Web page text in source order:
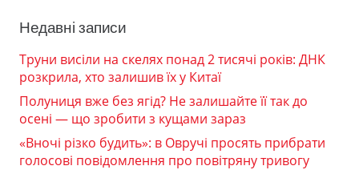
Недавні записи
Труни висіли на скелях понад 2 тисячі років: ДНК
розкрила, хто залишив їх у Китаї
Полуниця вже без ягід? Не залишайте її так до
осені — що зробити з кущами зараз
«Вночі різко будить»: в Овручі просять прибрати
голосові повідомлення про повітряну тривогу